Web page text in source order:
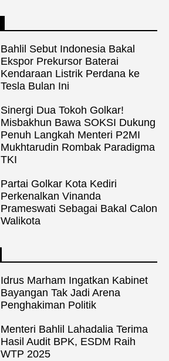
Bahlil Sebut Indonesia Bakal
Ekspor Prekursor Baterai
Kendaraan Listrik Perdana ke
Tesla Bulan Ini
Sinergi Dua Tokoh Golkar!
Misbakhun Bawa SOKSI Dukung
Penuh Langkah Menteri P2MI
Mukhtarudin Rombak Paradigma
TKI
Partai Golkar Kota Kediri
Perkenalkan Vinanda
Prameswati Sebagai Bakal Calon
Walikota
Idrus Marham Ingatkan Kabinet
Bayangan Tak Jadi Arena
Penghakiman Politik
Menteri Bahlil Lahadalia Terima
Hasil Audit BPK, ESDM Raih
WTP 2025